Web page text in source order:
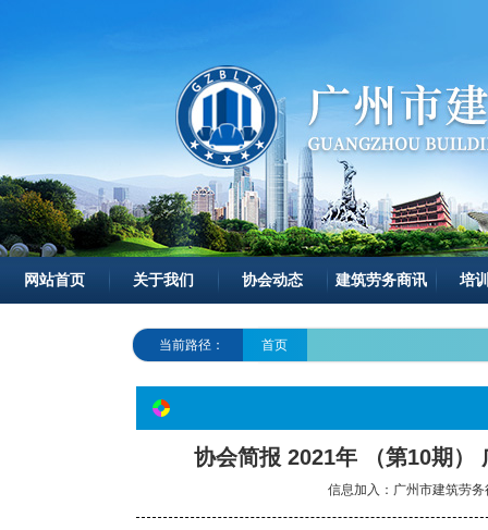
网站首页 关于我们 协会动态 建筑劳务商讯 培
当前路径： 首页
协会简报 2021年 （第10期）
信息加入：广州市建筑劳务